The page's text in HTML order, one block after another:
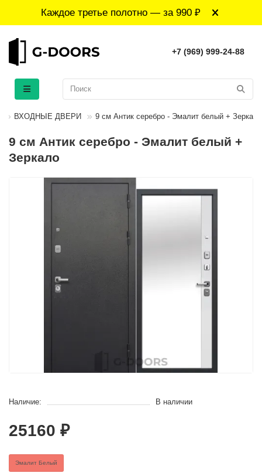
Каждое третье полотно — за 990 ₽
+7 (969) 999-24-88
ВХОДНЫЕ ДВЕРИ 9 см Антик серебро - Эмалит белый + Зеркало
9 см Антик серебро - Эмалит белый +
Зеркало
Наличие: В наличии
25160 ₽
Эмалит Белый